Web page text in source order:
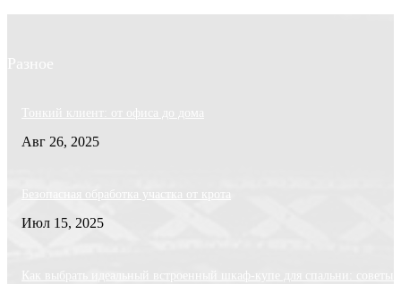
Разное
Тонкий клиент: от офиса до дома
Авг 26, 2025
Безопасная обработка участка от крота
Июл 15, 2025
Как выбрать идеальный встроенный шкаф-купе для спальни: советы